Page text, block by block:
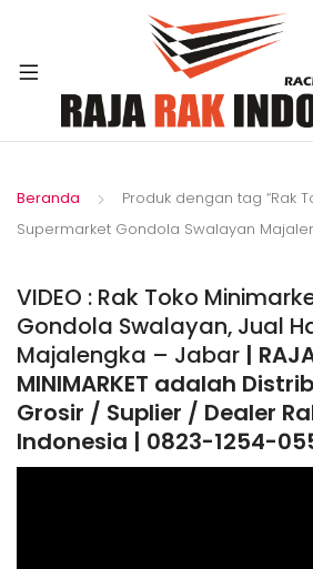
Beranda
Produk dengan tag “Rak
Supermarket Gondola Swalayan
VIDEO : Rak Toko
Gondola Swalayan, Jual
Majalengka – Jabar |
MINIMARKET adalah
Grosir / Suplier / Dealer
Indonesia | 0823-1254-